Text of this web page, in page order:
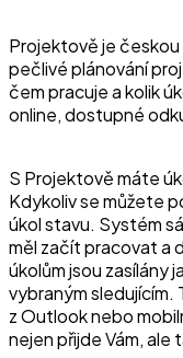
Projektově je českou
pečlivé plánování
čem pracuje a kolik
online, dostupné
S Projektově máte
Kdykoliv se můžete
úkol stavu. Systém
měl začít pracovat a
úkolům jsou zasílány
vybraným sledujícím.
z Outlook nebo
nejen přijde Vám, ale